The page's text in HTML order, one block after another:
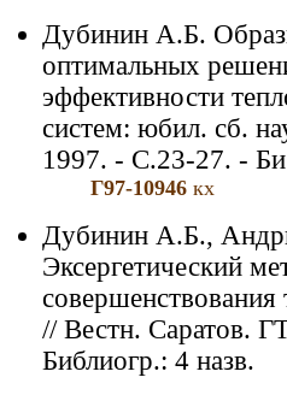
Дубинин А.Б.
оптимальных
эффективности
систем: юбил. сб.
1997. - С.23-27. -
Г97-10946 кх
Дубинин А.Б.,
Эксергетический
совершенствования
// Вестн. Саратов.
Библиогр.: 4 назв.